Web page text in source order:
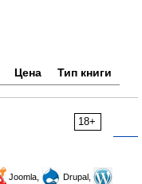
Цена Тип книги
18+
Joomla,
Drupal,